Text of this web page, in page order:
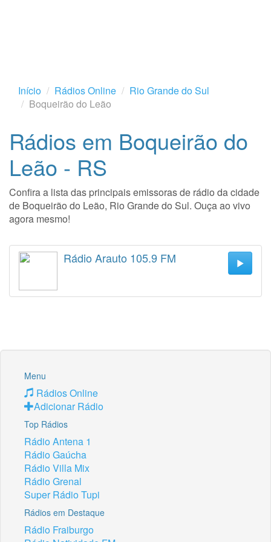
Início Rádios Online
Rio Grande do Sul
Boqueirão do Leão
Rádios em Boqueirão do
Leão - RS
Confira a lista das principais emissoras de rádio da cidade
de Boqueirão do Leão, Rio Grande do Sul. Ouça ao vivo
agora mesmo!
Rádio Arauto 105.9 FM
Menu
Rádios Online
Adicionar Rádio
Top Rádios
Rádio Antena 1
Rádio Gaúcha
Rádio Villa Mix
Rádio Grenal
Super Rádio Tupi
Rádios em Destaque
Rádio Fraiburgo